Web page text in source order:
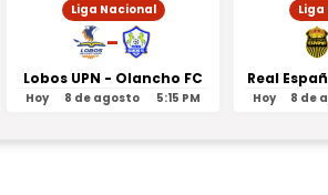
Liga Nacional
-
Lobos UPN - Olancho FC
Hoy 8 de agosto 5:15 PM
Real
Hoy 8 de